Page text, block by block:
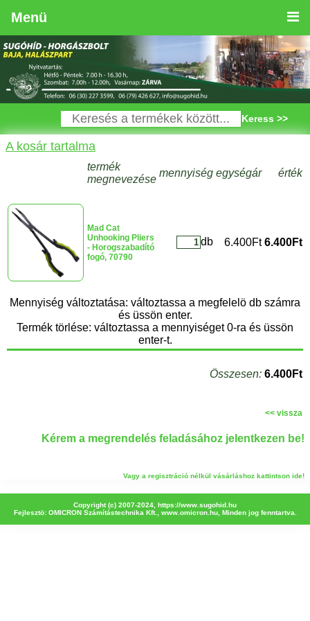
Menü
Keress >>
A kosár tartalma
termék
megnevezése
mennyiség egységár érték
Mad Cat
Unhooking Pliers
- Horogszabadító
fogó, 70790
db 6.400Ft 6.400Ft
Mennyiség változtatása: változtassa a megfelelö db számra
és üssön enter.
Termék törlése: változtassa a mennyiséget 0-ra és üssön
enter-t.
Összesen: 6.400Ft
<< vissza
Kérem a megrendelés feladásához jelentkezen be!
Vagy a regisztráció nélkül vásárláshoz kattintson ide!
Copyright (c) 2007-2024, https://www.sugohid.hu
Fejlesztö: OMICRON Számítástechnika Kft., www.omicron.hu, Minden jog fenntartva.